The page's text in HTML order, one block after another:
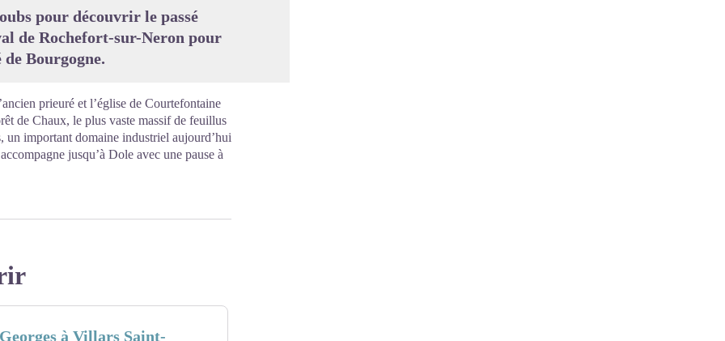
pour découvrir le passé
de Rochefort-sur-Neron pour
Bourgogne.
prieuré et l’église de Courtefontaine
de Chaux, le plus vaste massif de feuillus
un important domaine industriel aujourd’hui
jusqu’à Dole avec une pause à
à Villars Saint-